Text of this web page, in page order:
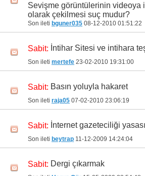
Sevişme görüntülerinin videoya
olarak çekilmesi suç mudur?
Son ileti bguner035 08-12-2010 01:51:22
Sabit: İntihar Sitesi ve intihara
Son ileti mertefe 23-02-2010 19:31:00
Sabit: Basın yoluyla hakaret
Son ileti raja05 07-02-2010 23:06:19
Sabit: İnternet gazeteciliği yasası
Son ileti beytrap 11-12-2009 14:24:04
Sabit: Dergi çıkarmak